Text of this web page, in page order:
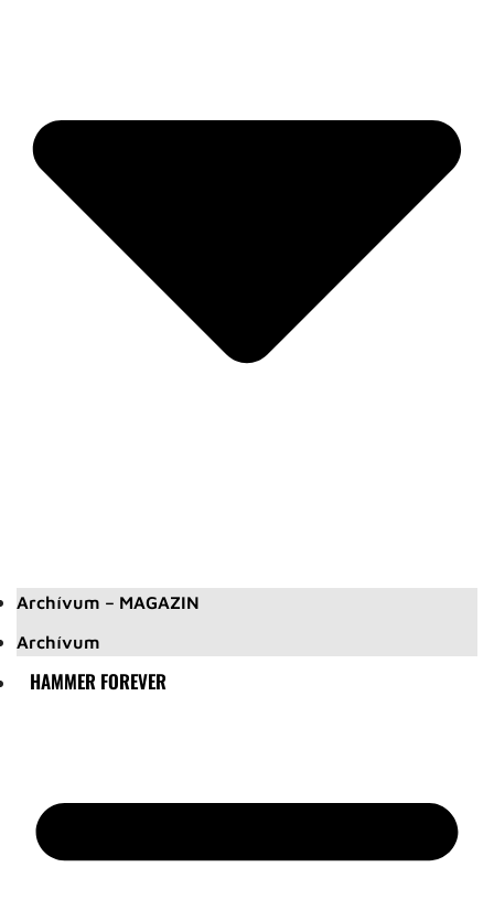
Archívum – MAGAZIN
Archívum
HAMMER FOREVER